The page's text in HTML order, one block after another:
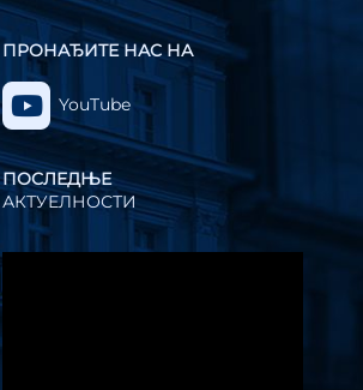
ПРОНАЂИТЕ НАС НА
YouTube
ПОСЛЕДЊЕ
АКТУЕЛНОСТИ
Прегледач
видео